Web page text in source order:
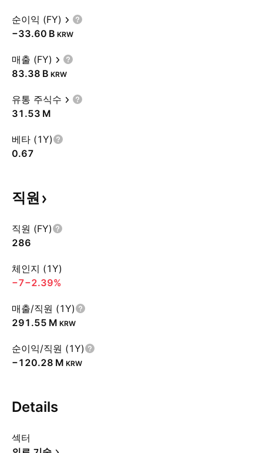
순이익 (FY)
‪−33.60 B‬ KRW
매출 (FY)
‪83.38 B‬ KRW
유통 주식수
‪31.53 M‬
베타 (1Y)
0.67
직원
직원 (FY)
286
체인지 (1Y)
−7−2.39%
매출/직원 (1Y)
‪291.55 M‬ KRW
순이익/직원 (1Y)
‪−120.28 M‬ KRW
Details
섹터